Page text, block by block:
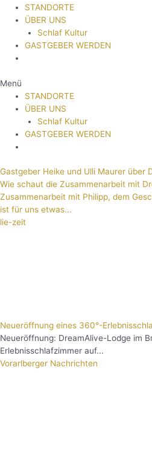
STANDORTE
ÜBER UNS
Schlaf Kultur
GASTGEBER WERDEN
Menü
STANDORTE
ÜBER UNS
Schlaf Kultur
GASTGEBER WERDEN
Gastgeber Heike und Ulli Maurer über
Wie schaut die Zusammenarbeit mit
Zusammenarbeit mit Philipp, dem
ist für uns etwas...
lie-zeit
Neueröffnung eines 360°-
Neueröffnung: DreamAlive-Lodge im
Erlebnisschlafzimmer auf...
Vorarlberger Nachrichten